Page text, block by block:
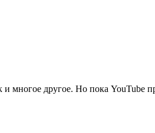
другое. Но пока YouTube